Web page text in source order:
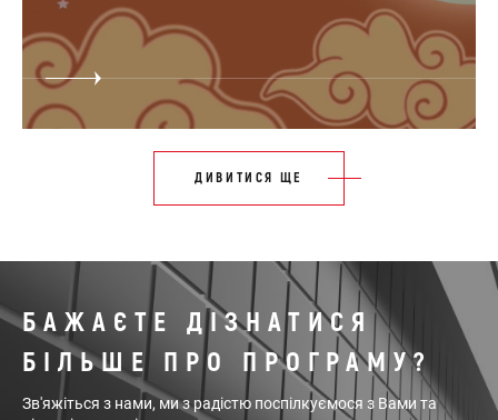
ДИВИТИСЯ ЩЕ
БАЖАЄТЕ ДІЗНАТИСЯ
БІЛЬШЕ ПРО ПРОГРАМУ?
Зв'яжіться з нами, ми з радістю поспілкуємося з Вами та